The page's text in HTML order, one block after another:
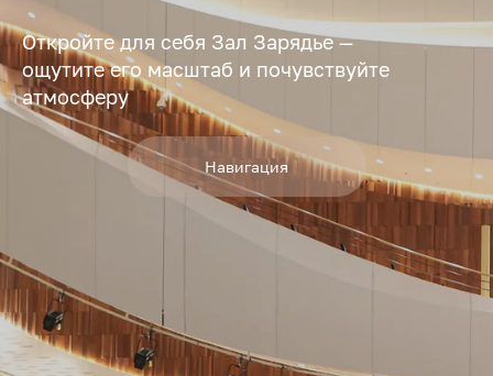
Откройте для себя Зал Зарядье —
ощутите его масштаб и почувствуйте
атмосферу
Навигация